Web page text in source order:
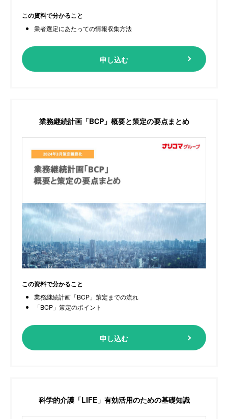
この資料で分かること
業者選定にあたっての情報収集方法
申し込む
業務継続計画「BCP」 概要と策定の要点まとめ
この資料で分かること
業務継続計画「BCP」策定までの流れ
「BCP」策定のポイント
申し込む
科学的介護「LIFE」 有効活用のための基礎知識